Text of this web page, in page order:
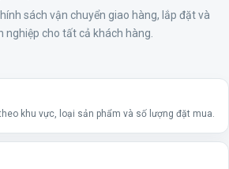
sách vận chuyển giao hàng, lắp đặt và
nghiệp cho tất cả khách hàng.
khu vực, loại sản phẩm và số lượng đặt mua.